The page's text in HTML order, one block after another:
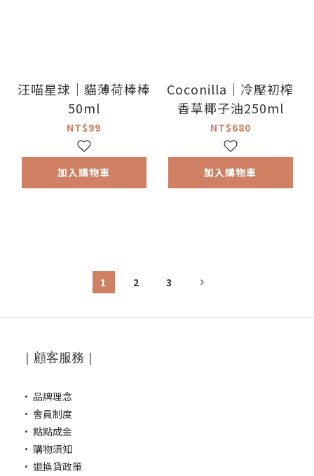
汪喵星球｜貓薄荷棒棒
50ml
NT$99
加入購物車
Coconilla｜冷壓初榨
香草椰子油250ml
NT$680
加入購物車
1 2 3
｜顧客服務｜
· 品牌理念
· 會員制度
· 點點成金
· 購物須知
· 退換貨政策